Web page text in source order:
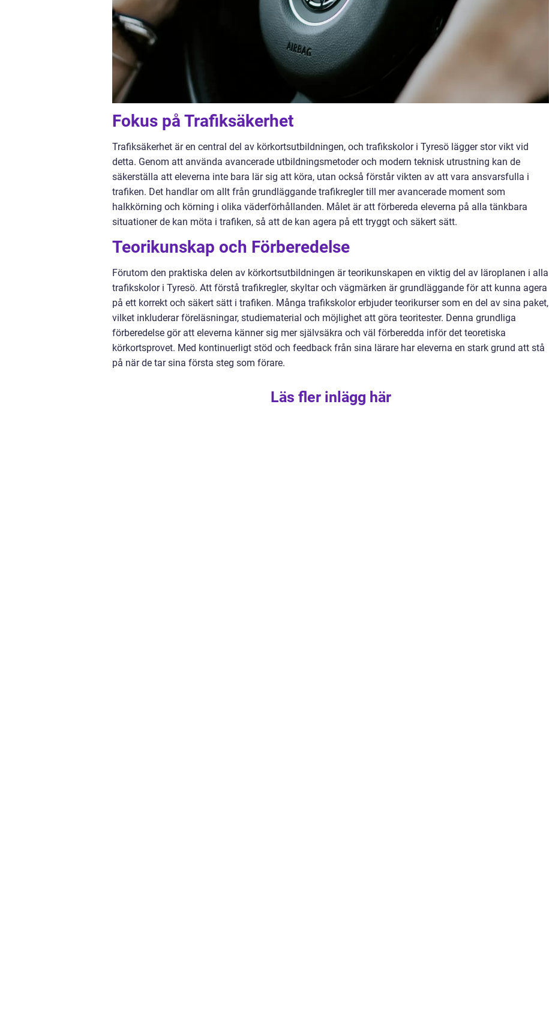
Fokus på Trafiksäkerhet
Trafiksäkerhet är en central del av körkortsutbildningen, och trafikskolor i Tyresö lägger stor vikt vid
detta. Genom att använda avancerade utbildningsmetoder och modern teknisk utrustning kan de
säkerställa att eleverna inte bara lär sig att köra, utan också förstår vikten av att vara ansvarsfulla i
trafiken. Det handlar om allt från grundläggande trafikregler till mer avancerade moment som
halkkörning och körning i olika väderförhållanden. Målet är att förbereda eleverna på alla tänkbara
situationer de kan möta i trafiken, så att de kan agera på ett tryggt och säkert sätt.
Teorikunskap och Förberedelse
Förutom den praktiska delen av körkortsutbildningen är teorikunskapen en viktig del av läroplanen i alla
trafikskolor i Tyresö. Att förstå trafikregler, skyltar och vägmärken är grundläggande för att kunna agera
på ett korrekt och säkert sätt i trafiken. Många trafikskolor erbjuder teorikurser som en del av sina paket,
vilket inkluderar föreläsningar, studiematerial och möjlighet att göra teoritester. Denna grundliga
förberedelse gör att eleverna känner sig mer självsäkra och väl förberedda inför det teoretiska
körkortsprovet. Med kontinuerligt stöd och feedback från sina lärare har eleverna en stark grund att stå
på när de tar sina första steg som förare.
Läs fler inlägg här